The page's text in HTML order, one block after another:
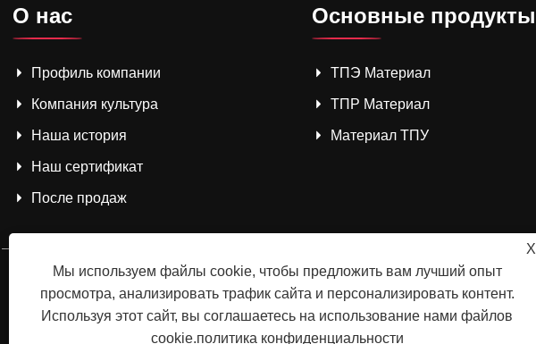
О нас
Профиль компании
Компания культура
Наша история
Наш сертификат
После продаж
Основные продукты
ТПЭ Материал
ТПР Материал
Материал ТПУ
X
Мы используем файлы cookie, чтобы предложить вам лучший опыт
просмотра, анализировать трафик сайта и персонализировать контент.
Используя этот сайт, вы соглашаетесь на использование нами файлов
cookie.политика конфиденциальности